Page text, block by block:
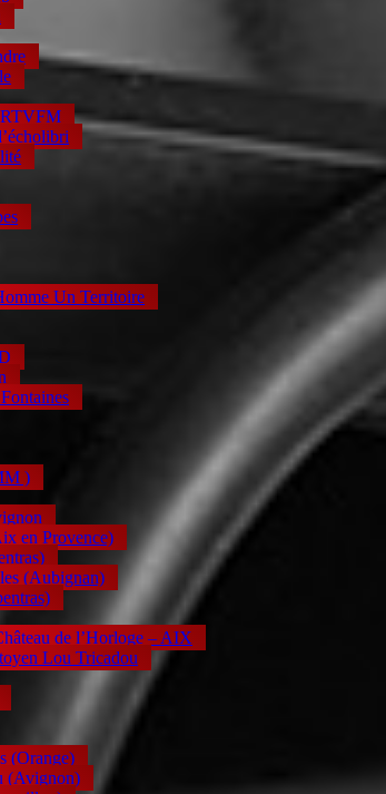
RTVFM
Un Territoire
)
en Provence)
(Aubignan)
de l’Horloge – AIX
Lou Tricadou
(Orange)
(Avignon)